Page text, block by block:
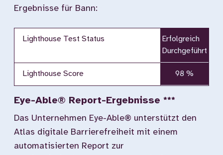
Ergebnisse für Bann:
Lighthouse Test Status
Erfolgreich
Durchgeführt
Lighthouse Score 98 %
Eye-Able® Report-Ergebnisse ***
Das Unternehmen Eye-Able® unterstützt den
Atlas digitale Barrierefreiheit mit einem
automatisierten Report zur